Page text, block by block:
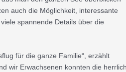
auch die Möglichkeit, interessante
spannende Details über die
für die ganze Familie“, erzählt
wir Erwachsenen konnten die